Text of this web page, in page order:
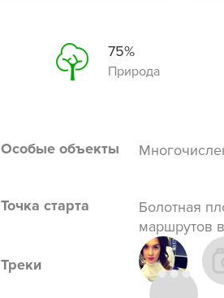
75%
Природа
Особые объекты
Точка старта
Болотная
маршрутов
Треки